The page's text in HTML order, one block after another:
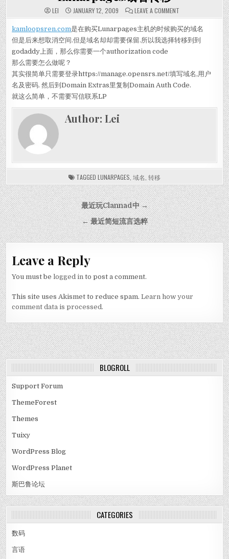
LEI JANUARY 12, 2009 LEAVE A COMMENT ON LUNARPAGES
kamloopsren.com是在购买Lunarpages主机的时候购买的域名
但是后来想取消空间.但是域名却却需要保留.所以我选择转移到到
godaddy上面，那么你需要一个authorization code
那么需要怎么做呢？
其实很简单只需要登录https://manage.opensrs.net/填写域名,用户
名及密码. 然后到Domain Extras里复制Domain Auth Code.
就这么简单，不需要写信联系LP
Author:Lei
TAGGED LUNARPAGES 域名 转移
Post navigation最近玩Clannad中 →
← 最近简短流言选粹
Leave a Reply
You must belogged in to post a comment.
This site uses Akismet to reduce spam.Learn how your
comment data is processed.
BLOGROLL
Support Forum
ThemeForest
Themes
Tuixy
WordPress Blog
WordPress Planet
斯巴鲁论坛
CATEGORIES
数码
言语